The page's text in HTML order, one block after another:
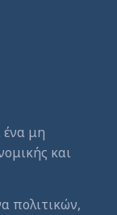
ένα μη
και
πολιτικών,